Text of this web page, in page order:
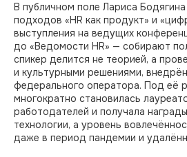
В публичном поле Лариса
подходов «HR как продукт» и
выступления на ведущих
до «Ведомости HR» — собирают
спикер делится не теорией, а
и культурными решениями,
федерального оператора. Под её
многократно становилась
работодателей и получала
технологии, а уровень
даже в период пандемии и